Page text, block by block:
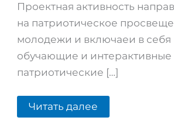
Проектная активность
на патриотическое
молодежи и включаеи в себя
обучающие и интерактивные
патриотические […]
Читать далее